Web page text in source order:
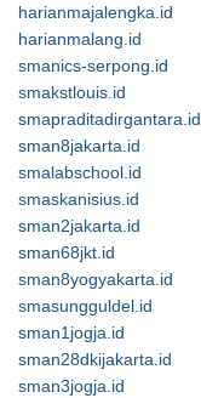
harianmajalengka.id
harianmalang.id
smanics-serpong.id
smakstlouis.id
smapraditadirgantara.id
sman8jakarta.id
smalabschool.id
smaskanisius.id
sman2jakarta.id
sman68jkt.id
sman8yogyakarta.id
smasungguldel.id
sman1jogja.id
sman28dkijakarta.id
sman3jogja.id